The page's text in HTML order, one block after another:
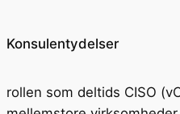
Konsulentydelser
rollen som deltids CISO